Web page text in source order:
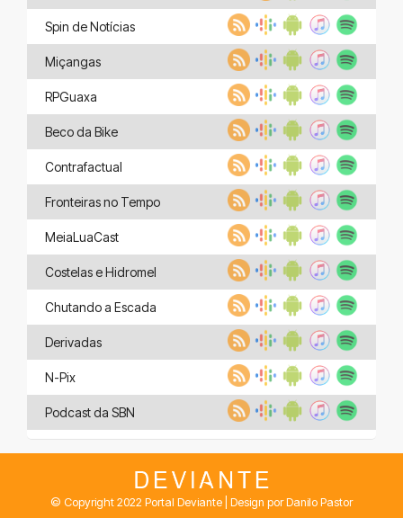
Spin de Notícias
Miçangas
RPGuaxa
Beco da Bike
Contrafactual
Fronteiras no Tempo
MeiaLuaCast
Costelas e Hidromel
Chutando a Escada
Derivadas
N-Pix
Podcast da SBN
© Copyright 2022 Portal Deviante | Design por Danilo Pastor